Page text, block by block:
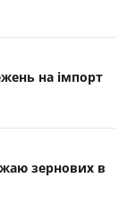
на імпорт
зернових в